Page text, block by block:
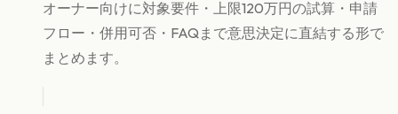
オーナー向けに対象要件・上限120万円の試算・申請
フロー・併用可否・FAQまで意思決定に直結する形で
まとめます。